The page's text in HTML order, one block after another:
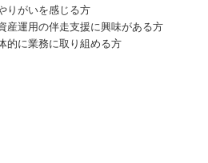
りがいを感じる方
運用の伴走支援に興味がある方
的に業務に取り組める方